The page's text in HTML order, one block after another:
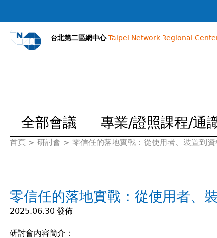
台北第二區網中心 Taipei Network Regional
全部會議 專業/證照課程/通
您
這
首頁 > 研討會 > 零信任的落地實戰：從使用者、裝置到
零信任的落地實戰：從使用者、
2025.06.30 發佈
研討會內容簡介：